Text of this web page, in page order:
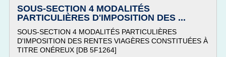
SOUS-SECTION 4 MODALITÉS
PARTICULIÈRES D'IMPOSITION DES ...
SOUS-SECTION 4 MODALITÉS PARTICULIÈRES
D'IMPOSITION DES RENTES VIAGÈRES CONSTITUÉES À
TITRE ONÉREUX [DB 5F1264]